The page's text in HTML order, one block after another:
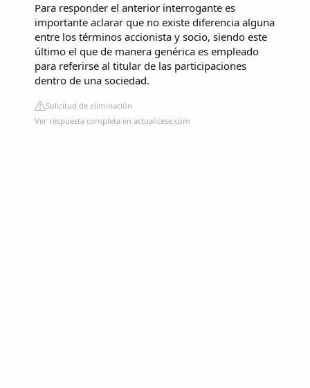
Para responder el anterior interrogante es
importante aclarar que no existe diferencia alguna
entre los términos accionista y socio, siendo este
último el que de manera genérica es empleado
para referirse al titular de las participaciones
dentro de una sociedad.
Solicitud de eliminación
Ver respuesta completa en actualicese.com